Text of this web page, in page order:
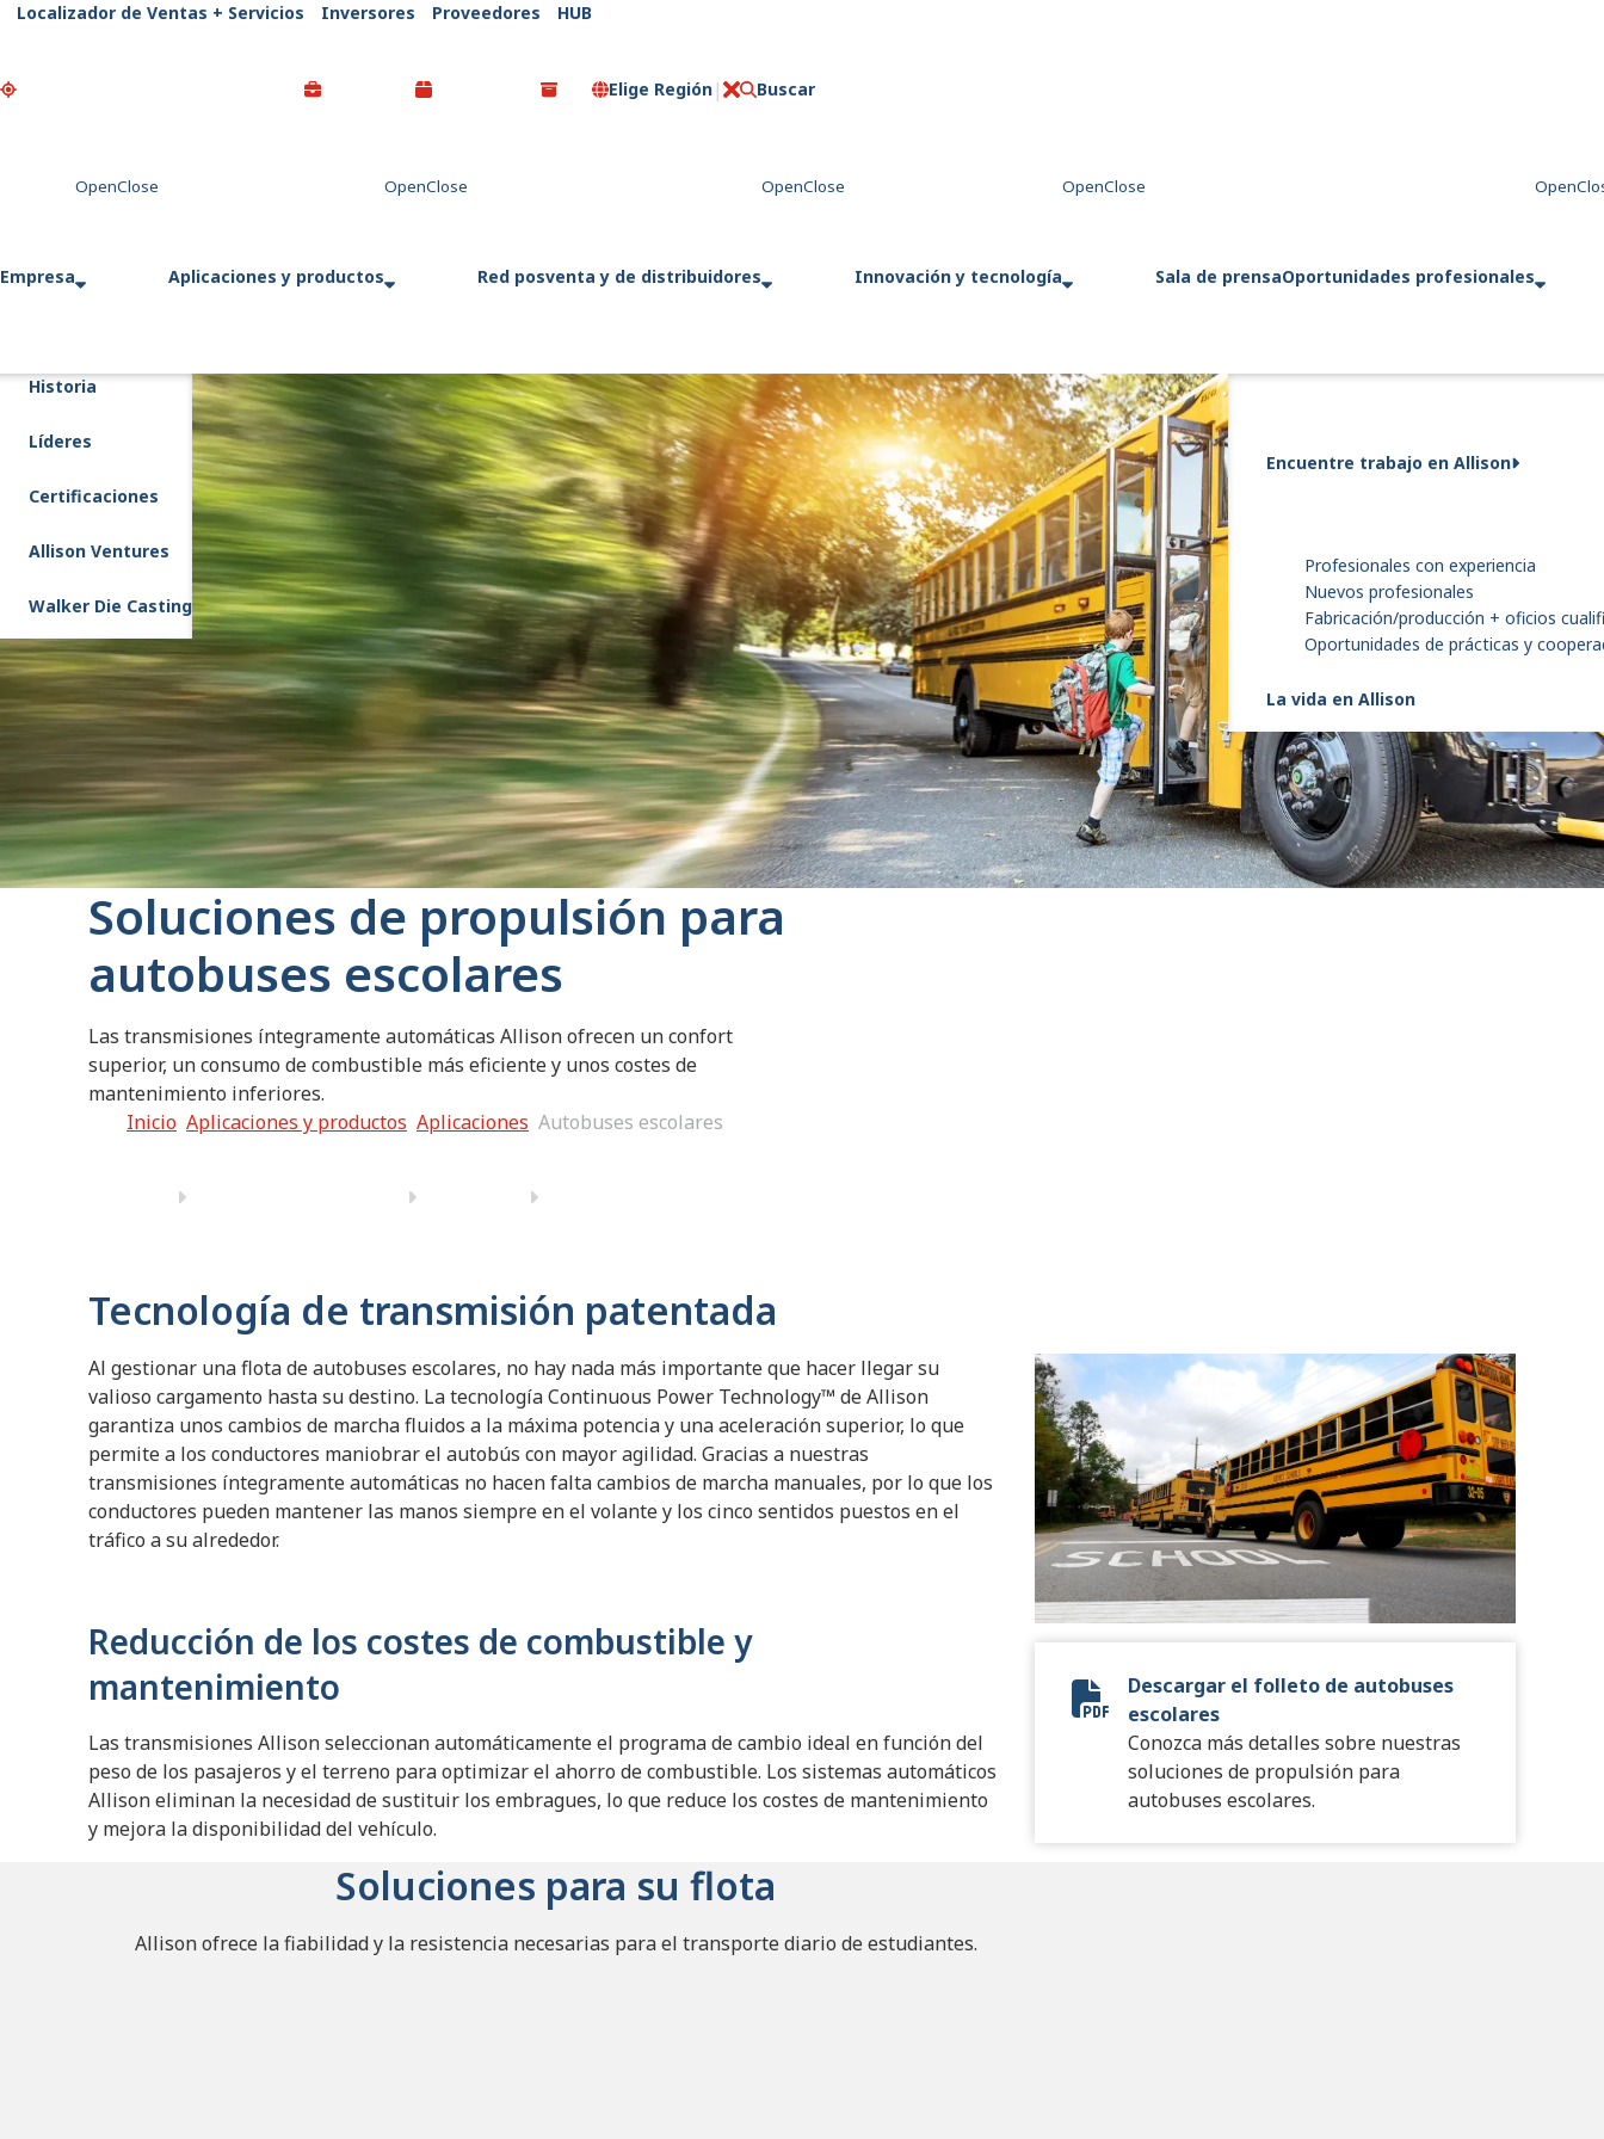
Go Home
Localizador de Ventas + Servicios Inversores Proveedores HUB
Elige Región Buscar
r
Empresa
Historia
Líderes
Certificaciones
Allison Ventures
Walker Die Casting
Aplicaciones y productos Red posventa y de distribuidores Innovación y tecnología Sala de prensaOportunidades profesionales
Encuentre trabajo en Allison
Profesionales con experiencia
Nuevos profesionales
Fabricación/producción + oficios
Oportunidades de prácticas y
La vida en Allison
Soluciones de propulsión para
autobuses escolares
Las transmisiones íntegramente automáticas Allison ofrecen un confort
superior, un consumo de combustible más eficiente y unos costes de
mantenimiento inferiores.
Inicio Aplicaciones y productos Aplicaciones Autobuses escolares
Tecnología de transmisión patentada
Al gestionar una flota de autobuses escolares, no hay nada más importante que hacer llegar su
valioso cargamento hasta su destino. La tecnología Continuous Power Technology™ de Allison
garantiza unos cambios de marcha fluidos a la máxima potencia y una aceleración superior, lo que
permite a los conductores maniobrar el autobús con mayor agilidad. Gracias a nuestras
transmisiones íntegramente automáticas no hacen falta cambios de marcha manuales, por lo que los
conductores pueden mantener las manos siempre en el volante y los cinco sentidos puestos en el
tráfico a su alrededor.
Reducción de los costes de combustible y
mantenimiento
Las transmisiones Allison seleccionan automáticamente el programa de cambio ideal en función del
peso de los pasajeros y el terreno para optimizar el ahorro de combustible. Los sistemas automáticos
Allison eliminan la necesidad de sustituir los embragues, lo que reduce los costes de mantenimiento
y mejora la disponibilidad del vehículo.
Pupil Transport Series Brochure
Descargar el folleto de autobuses
escolares
Conozca más detalles sobre nuestras
soluciones de propulsión para
autobuses escolares.
Soluciones para su flota
Allison ofrece la fiabilidad y la resistencia necesarias para el transporte diario de estudiantes.